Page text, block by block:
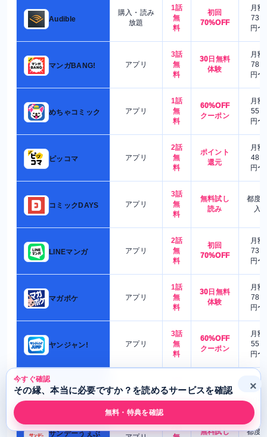
Audible
購入・読み
放題
1話
無
料
初回
70%OFF
月額
730
円〜
マンガBANG! アプリ
3話
無
料
30日無料
体験
月額
780
円〜
めちゃコミック アプリ
1話
無
料
60%OFF
クーポン
月額
550
円〜
ピッコマ アプリ
2話
無
料
ポイント
還元
月額
480
円〜
コミックDAYS アプリ
3話
無
料
無料試し
読み
都度
入
LINEマンガ アプリ
2話
無
料
初回
70%OFF
月額
730
円〜
マガポケ アプリ
1話
無
料
30日無料
体験
月額
780
円〜
ヤンジャン! アプリ
3話
無
料
60%OFF
クーポン
月額
550
円〜
少年ジャンプ+ アプリ
無
料
ポイント
還元
月額
480
サンデーうぇぶ
2話
無料試し 都度
今すぐ確認
その縁、本当に必要ですか？を読めるサービスを確認
無料・特典を確認
×